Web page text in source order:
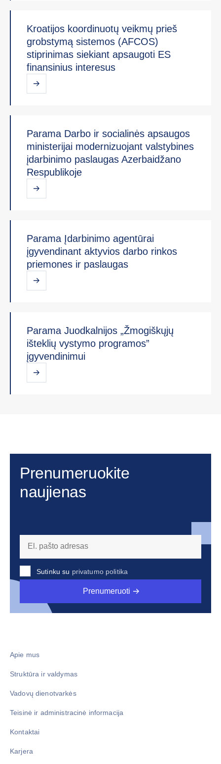
Kroatijos koordinuotų veikmų prieš
grobstymą sistemos (AFCOS)
stiprinimas siekiant apsaugoti ES
finansinius interesus
Parama Darbo ir socialinės apsaugos
ministerijai modernizuojant valstybines
įdarbinimo paslaugas Azerbaidžano
Respublikoje
Parama Įdarbinimo agentūrai
įgyvendinant aktyvios darbo rinkos
priemones ir paslaugas
Parama Juodkalnijos „Žmogiškųjų
išteklių vystymo programos”
įgyvendinimui
Prenumeruokite
naujienas
Sutinku su privatumo politika
Prenumeruoti
Apie mus
Struktūra ir valdymas
Vadovų dienotvarkės
Teisinė ir administracinė informacija
Kontaktai
Karjera